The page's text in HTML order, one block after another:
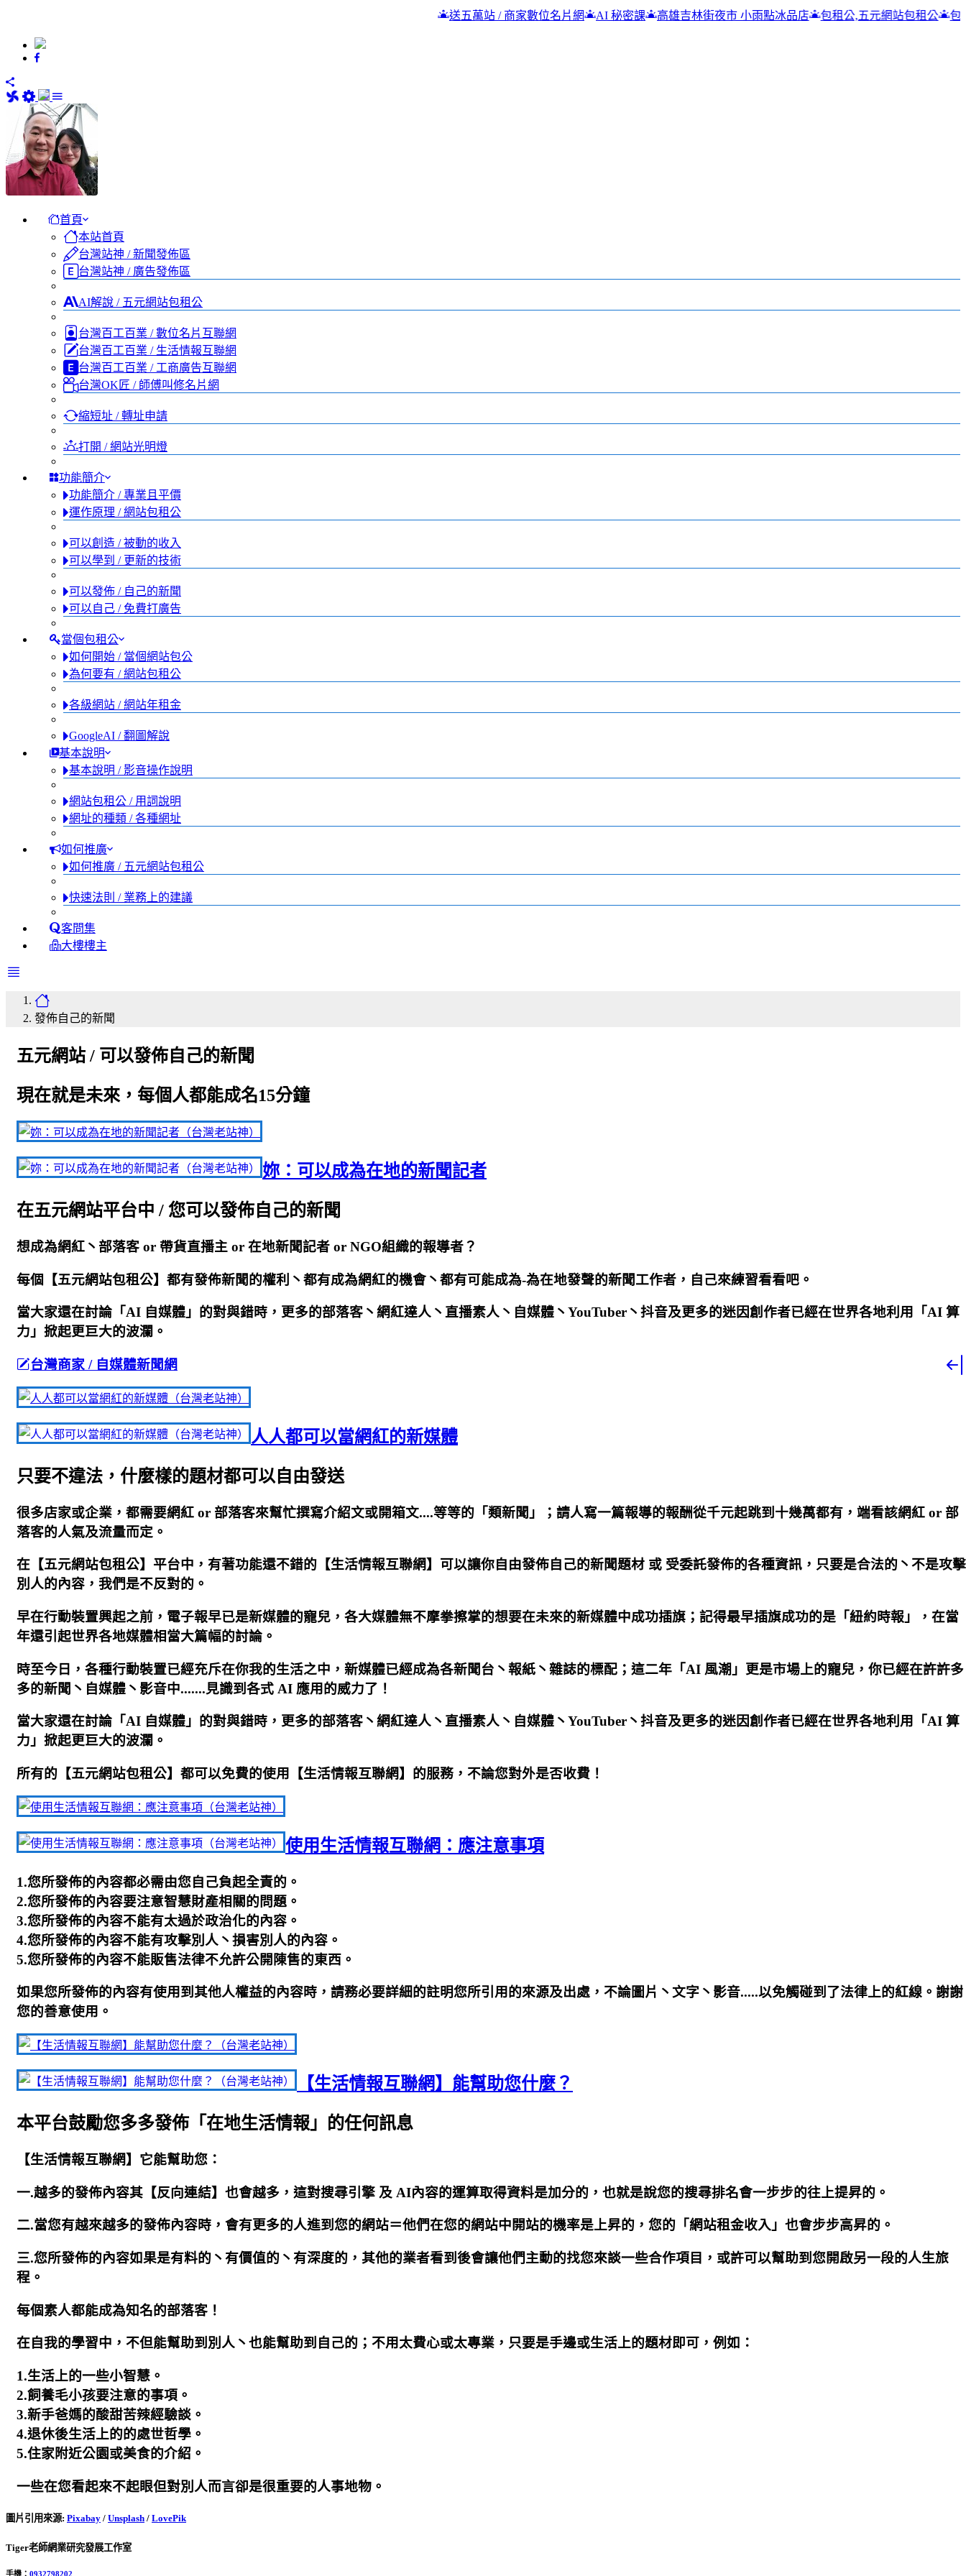
送五萬站 / 商家數位名片網 AI 秘密課 高雄吉林街夜市 小雨點冰品店 包租公,五元網站包租公 包租公
首頁
本站首頁
台灣站神 / 新聞發佈區
台灣站神 / 廣告發佈區
AI解說 / 五元網站包租公
台灣百工百業 / 數位名片互聯網
台灣百工百業 / 生活情報互聯網
台灣百工百業 / 工商廣告互聯網
台灣OK匠 / 師傅叫修名片網
縮短址 / 轉址申請
打開 / 網站光明燈
功能簡介
功能簡介 / 專業且平價
運作原理 / 網站包租公
可以創造 / 被動的收入
可以學到 / 更新的技術
可以發佈 / 自己的新聞
可以自己 / 免費打廣告
當個包租公
如何開始 / 當個網站包公
為何要有 / 網站包租公
各級網站 / 網站年租金
GoogleAI / 翻圖解說
基本說明
基本說明 / 影音操作說明
網站包租公 / 用詞說明
網址的種類 / 各種網址
如何推廣
如何推廣 / 五元網站包租公
快速法則 / 業務上的建議
客問集
大樓樓主
發佈自己的新聞
五元網站 / 可以發佈自己的新聞
現在就是未來，每個人都能成名15分鐘
妳：可以成為在地的新聞記者
在五元網站平台中 / 您可以發佈自己的新聞
想成為網紅丶部落客 or 帶貨直播主 or 在地新聞記者 or NGO組織的報導者？
每個【五元網站包租公】都有發佈新聞的權利丶都有成為網紅的機會丶都有可能成為-為在地發聲的新聞工作者，自己來練習看看吧。
當大家還在討論「AI 自媒體」的對與錯時，更多的部落客丶網紅達人丶直播素人丶自媒體丶YouTuber丶抖音及更多的迷因創作者已經在世界各地利用「AI 算
力」掀起更巨大的波瀾。
台灣商家 / 自媒體新聞網
人人都可以當網紅的新媒體
只要不違法，什麼樣的題材都可以自由發送
很多店家或企業，都需要網紅 or 部落客來幫忙撰寫介紹文或開箱文....等等的「類新聞」；請人寫一篇報導的報酬從千元起跳到十幾萬都有，端看該網紅 or 部
落客的人氣及流量而定。
在【五元網站包租公】平台中，有著功能還不錯的【生活情報互聯網】可以讓你自由發佈自己的新聞題材 或 受委託發佈的各種資訊，只要是合法的丶不是攻擊
別人的內容，我們是不反對的。
早在行動裝置興起之前，電子報早已是新媒體的寵兒，各大媒體無不摩拳擦掌的想要在未來的新媒體中成功插旗；記得最早插旗成功的是「紐約時報」，在當
年還引起世界各地媒體相當大篇幅的討論。
時至今日，各種行動裝置已經充斥在你我的生活之中，新媒體已經成為各新聞台丶報紙丶雜誌的標配；這二年「AI 風潮」更是市場上的寵兒，你已經在許許多
多的新聞丶自媒體丶影音中.......見識到各式 AI 應用的威力了！
當大家還在討論「AI 自媒體」的對與錯時，更多的部落客丶網紅達人丶直播素人丶自媒體丶YouTuber丶抖音及更多的迷因創作者已經在世界各地利用「AI 算
力」掀起更巨大的波瀾。
所有的【五元網站包租公】都可以免費的使用【生活情報互聯網】的服務，不論您對外是否收費！
使用生活情報互聯網：應注意事項
1.您所發佈的內容都必需由您自己負起全責的。
2.您所發佈的內容要注意智慧財產相關的問題。
3.您所發佈的內容不能有太過於政治化的內容。
4.您所發佈的內容不能有攻擊別人丶損害別人的內容。
5.您所發佈的內容不能販售法律不允許公開陳售的東西。
如果您所發佈的內容有使用到其他人權益的內容時，請務必要詳細的註明您所引用的來源及出處，不論圖片丶文字丶影音.....以免觸碰到了法律上的紅線。謝謝
您的善意使用。
【生活情報互聯網】能幫助您什麼？
本平台鼓勵您多多發佈「在地生活情報」的任何訊息
【生活情報互聯網】它能幫助您：
一.越多的發佈內容其【反向連結】也會越多，這對搜尋引擎 及 AI內容的運算取得資料是加分的，也就是說您的搜尋排名會一步步的往上提昇的。
二.當您有越來越多的發佈內容時，會有更多的人進到您的網站＝他們在您的網站中開站的機率是上昇的，您的「網站租金收入」也會步步高昇的。
三.您所發佈的內容如果是有料的丶有價值的丶有深度的，其他的業者看到後會讓他們主動的找您來談一些合作項目，或許可以幫助到您開啟另一段的人生旅
程。
每個素人都能成為知名的部落客！
在自我的學習中，不但能幫助到別人丶也能幫助到自己的；不用太費心或太專業，只要是手邊或生活上的題材即可，例如：
1.生活上的一些小智慧。
2.飼養毛小孩要注意的事項。
3.新手爸媽的酸甜苦辣經驗談。
4.退休後生活上的的處世哲學。
5.住家附近公園或美食的介紹。
一些在您看起來不起眼但對別人而言卻是很重要的人事地物。
圖片引用來源: Pixabay / Unsplash / LovePik
Tiger老師網業研究發展工作室
手機： 0932798202